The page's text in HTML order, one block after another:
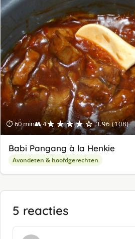
⏱ 60 min👥 4★★★★☆ 3.96 (108)
Babi Pangang à la Henkie
Avondeten & hoofdgerechten
5 reacties